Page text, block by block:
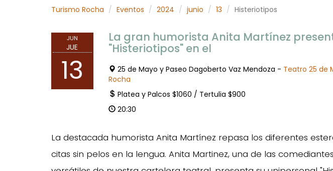
Turismo Rocha Eventos 2024 junio 13 Histeriotipos
JUN
JUE
13
La gran humorista Anita Martínez
"Histeriotipos" en el
25 de Mayo y Paseo Dagoberto Vaz Mendoza - Teatro 25 de
Rocha
Platea y Palcos $1060 / Tertulia $900
20:30
La destacada humorista Anita Martínez repasa los diferentes
citas sin pelos en la lengua. Anita Martinez, una de las